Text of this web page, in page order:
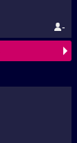
-